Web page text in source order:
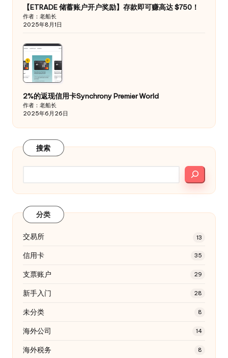
【ETRADE 储蓄账户开户奖励】存款即可赚高达 $750！
作者：老船长
2025年8月1日
2%的返现信用卡Synchrony Premier World
作者：老船长
2025年6月26日
搜索
分类
交易所 13
信用卡 35
支票账户 29
新手入门 28
未分类 8
海外公司 14
海外税务 8